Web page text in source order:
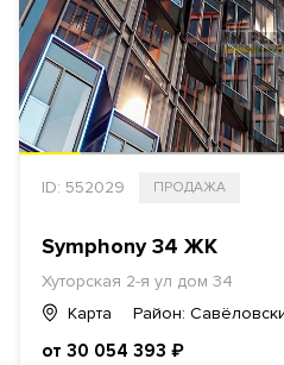
ID: 552029 ПРОДАЖА
Symphony 34 ЖК
Хуторская 2-я ул дом 34
Карта
Район:
от 30 054 393 ₽